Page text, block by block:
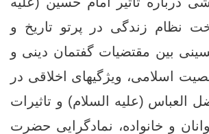
نظام زندگی در پرتو تاریخ و
بین مقتضیات گفتمان دینی و
اسلامی، ویژگیهای اخلاقی در
العباس (علیه السلام) و تاثیرات
و خانواده، نمادگرایی حضرت